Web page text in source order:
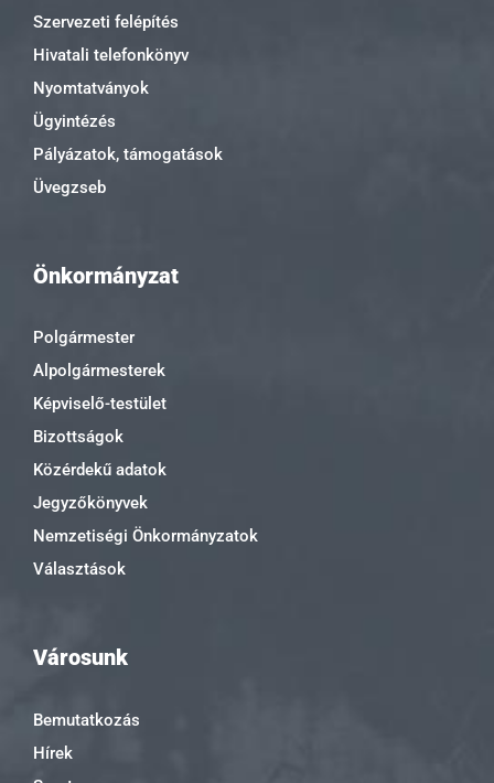
Szervezeti felépítés
Hivatali telefonkönyv
Nyomtatványok
Ügyintézés
Pályázatok, támogatások
Üvegzseb
Önkormányzat
Polgármester
Alpolgármesterek
Képviselő-testület
Bizottságok
Közérdekű adatok
Jegyzőkönyvek
Nemzetiségi Önkormányzatok
Választások
Városunk
Bemutatkozás
Hírek